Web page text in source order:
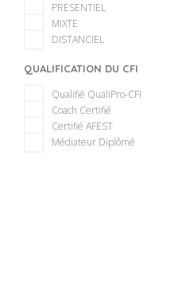
PRESENTIEL
MIXTE
DISTANCIEL
QUALIFICATION DU CFI
Qualifié QualiPro-CFI
Coach Certifié
Certifié AFEST
Médiateur Diplômé